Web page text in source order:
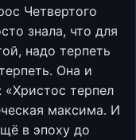
Четвертого
знала, что для
надо терпеть
Она и
«Христос терпел
максима. И
в эпоху до